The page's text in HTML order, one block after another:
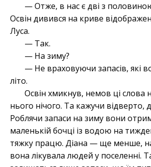
— Отже, в нас є дві з
Освін дивився на криве
Луса.
— Так.
— На зиму?
— Не враховуючи запасів, які
літо.
Освін хмикнув, немов ці слова
нього нічого. Та кажучи відверто,
Роблячи запаси на зиму вони
маленькій бочці із водою на
тяжку працю. Діана — ще менше,
вона лікувала людей у поселенні.